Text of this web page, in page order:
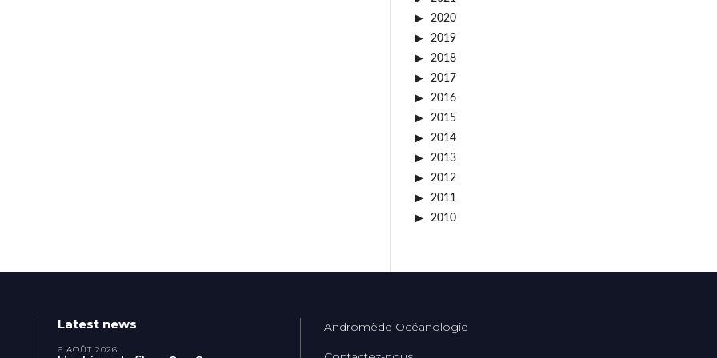
2020
2019
2018
2017
2016
2015
2014
2013
2012
2011
2010
Latest news
6 AOÛT 2026
Andromède Océanologie